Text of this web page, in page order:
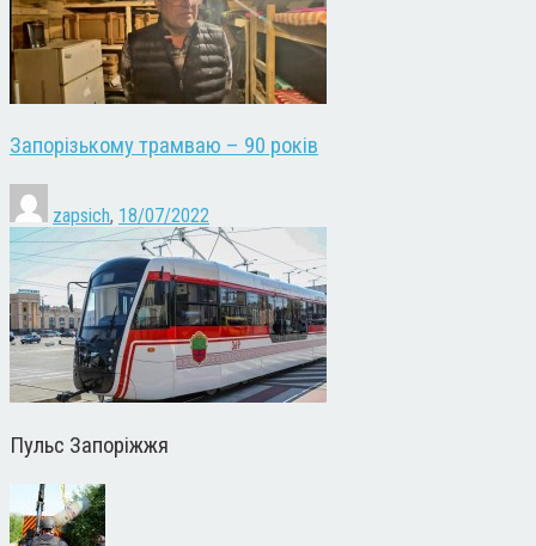
Запорізькому трамваю – 90 років
zapsich, 18/07/2022
Пульс Запоріжжя